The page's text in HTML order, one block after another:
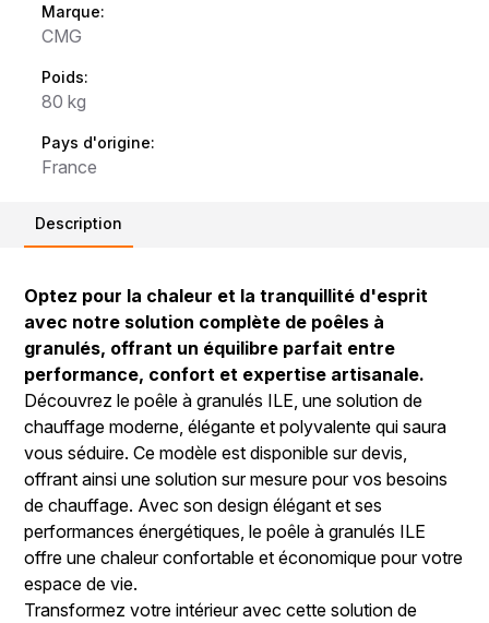
Marque:
CMG
Poids:
80 kg
Pays d'origine:
France
Description
Optez pour la chaleur et la tranquillité d'esprit
avec notre solution complète de poêles à
granulés, offrant un équilibre parfait entre
performance, confort et expertise artisanale.
Découvrez le poêle à granulés ILE, une solution de
chauffage moderne, élégante et polyvalente qui saura
vous séduire. Ce modèle est disponible sur devis,
offrant ainsi une solution sur mesure pour vos besoins
de chauffage. Avec son design élégant et ses
performances énergétiques, le poêle à granulés ILE
offre une chaleur confortable et économique pour votre
espace de vie.
Transformez votre intérieur avec cette solution de